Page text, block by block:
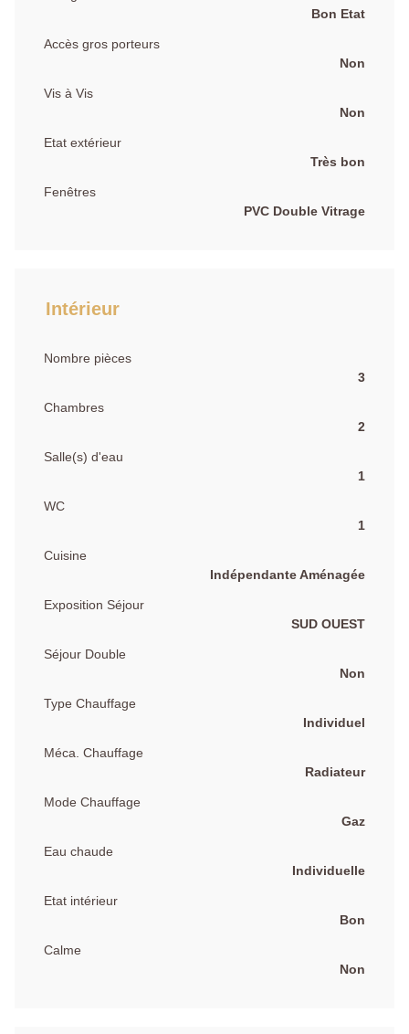
Bon Etat
Accès gros porteurs
Non
Vis à Vis
Non
Etat extérieur
Très bon
Fenêtres
PVC Double Vitrage
Intérieur
Nombre pièces
3
Chambres
2
Salle(s) d'eau
1
WC
1
Cuisine
Indépendante Aménagée
Exposition Séjour
SUD OUEST
Séjour Double
Non
Type Chauffage
Individuel
Méca. Chauffage
Radiateur
Mode Chauffage
Gaz
Eau chaude
Individuelle
Etat intérieur
Bon
Calme
Non